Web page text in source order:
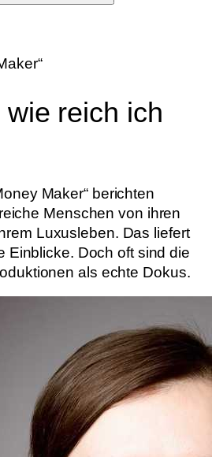
reich ich
Maker“ berichten
Menschen von ihren
Luxusleben. Das liefert
Einblicke. Doch oft sind die
als echte Dokus.